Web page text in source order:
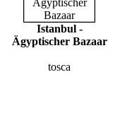
Istanbul -
Ägyptischer Bazaar
tosca